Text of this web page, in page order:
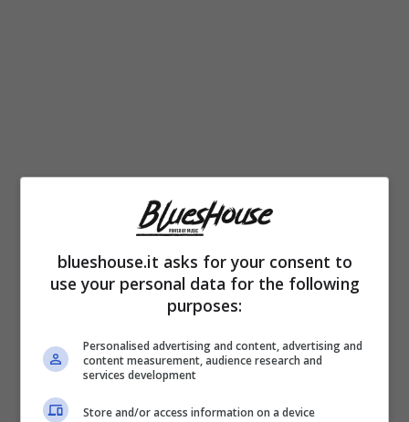
Amadeus non intende lasciare nulla al caso,
spalla ogni seraè stata attentamente
selezionata per garantire il massimo
consenso possibile.
C’è curiosità in questo senso su quelli che
blueshouse.it asks for your consent to
use your personal data for the following
purposes:
Personalised advertising and content, advertising and
content measurement, audience research and
services development
Store and/or access information on a device